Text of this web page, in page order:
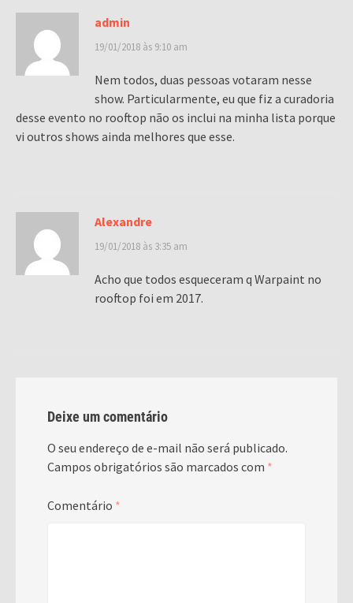
admin
19/01/2018 às 9:10 am
Nem todos, duas pessoas votaram nesse
show. Particularmente, eu que fiz a curadoria
desse evento no rooftop não os inclui na minha lista porque
vi outros shows ainda melhores que esse.
Alexandre
19/01/2018 às 3:35 am
Acho que todos esqueceram q Warpaint no
rooftop foi em 2017.
Deixe um comentário
O seu endereço de e-mail não será publicado.
Campos obrigatórios são marcados com *
Comentário *